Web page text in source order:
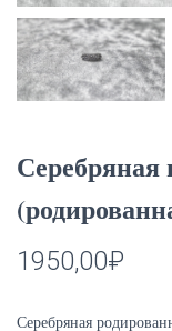
Серебряная
1950,00₽
Серебряная